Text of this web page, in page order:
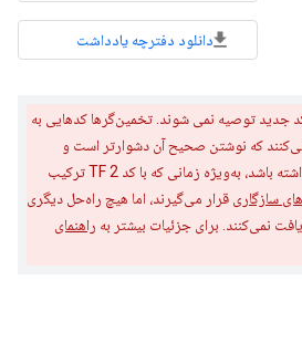
دانلود دفترچه یادداشت
کد جدید توصیه نمی شوند. تخمین‌گرها کدهایی به
که نوشتن صحیح آن دشوارتر است و
می‌تواند رفتار غیرمنتظره‌ای داشته باشد، به‌ویژه زمانی که با کد TF 2 ترکیب
سازگاری قرار می‌گیرند، اما هیچ راه‌حل دیگری
نمی‌کنند. برای جزئیات بیشتر به راهنمای